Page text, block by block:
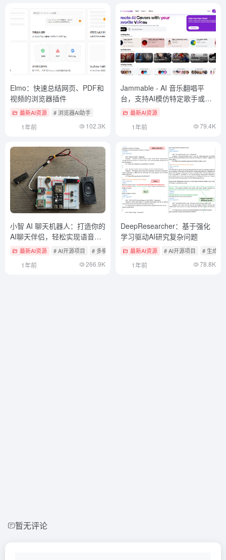
Elmo：快速总结网页、PDF和
视频的浏览器插件
最新AI资源 # 浏览器AI助手
1年前 102.3K
Jammable - AI 音乐翻唱平
台，支持AI模仿特定歌手或风
格进行创作
最新AI资源
1年前 79.4K
小智 AI 聊天机器人：打造你的
AI聊天伴侣，轻松实现语音对
话和智能互动
最新AI资源 # AI开源项目 # 多模态实时互动产品
1年前 266.9K
DeepResearcher：基于强化
学习驱动AI研究复杂问题
最新AI资源 # AI开源项目 # 生成深
1年前 78.8K
暂无评论